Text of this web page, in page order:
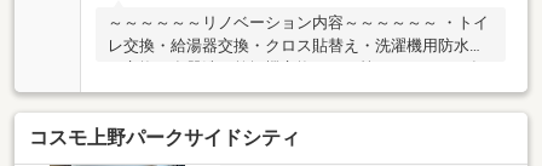
～～～～～～リノベーション内容～～～～～～ ・トイ
レ交換・給湯器交換・クロス貼替え・洗濯機用防水パ
７月１４日完了）～～～～～～～～～～～～～～～～
～～～～～・耐震ドア枠・ダブルオートロック・宅配
ボックス・ペット飼育可（細則あり）
コスモ上野パークサイドシティ